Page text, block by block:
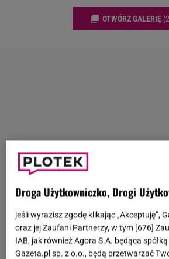
OTWÓRZ GALERIĘ
Droga Użytkowniczko, Drogi
jeśli wyrazisz zgodę klikając „Akceptuję”,
oraz jej Zaufani Partnerzy, w tym [676]
IAB, jak również Agora S.A. będąca
Gazeta.pl sp. z o.o., będą przetwarzać